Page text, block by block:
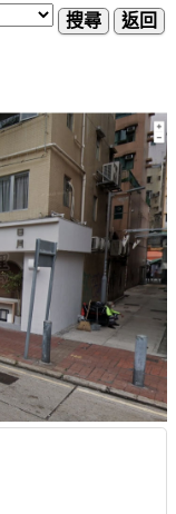
搜尋 返回